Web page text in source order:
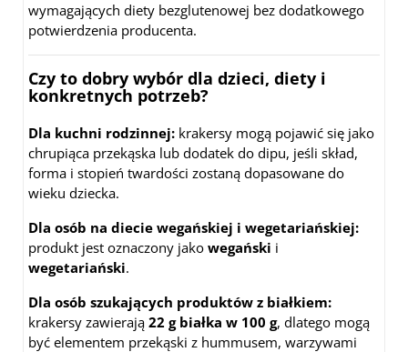
wymagających diety bezglutenowej bez dodatkowego
potwierdzenia producenta.
Czy to dobry wybór dla dzieci, diety i
konkretnych potrzeb?
Dla kuchni rodzinnej: krakersy mogą pojawić się jako
chrupiąca przekąska lub dodatek do dipu, jeśli skład,
forma i stopień twardości zostaną dopasowane do
wieku dziecka.
Dla osób na diecie wegańskiej i wegetariańskiej:
produkt jest oznaczony jako wegański i
wegetariański.
Dla osób szukających produktów z białkiem:
krakersy zawierają 22 g białka w 100 g, dlatego mogą
być elementem przekąski z hummusem, warzywami